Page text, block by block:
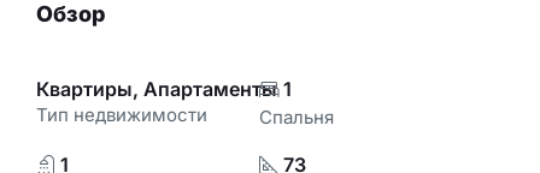
Обзор
Квартиры, Апартаменты
Тип недвижимости
1
Спальня
1 73